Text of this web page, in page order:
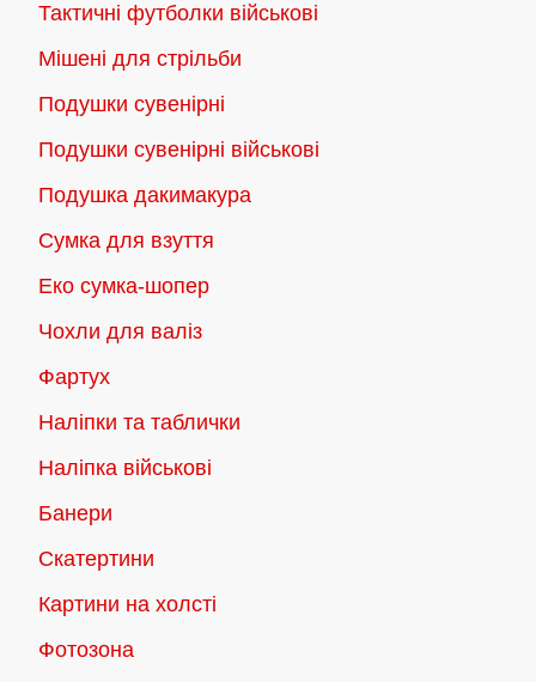
Тактичні футболки військові
Мішені для стрільби
Подушки сувенірні
Подушки сувенірні військові
Подушка дакимакура
Сумка для взуття
Еко сумка-шопер
Чохли для валіз
Фартух
Наліпки та таблички
Наліпка військові
Банери
Скатертини
Картини на холсті
Фотозона